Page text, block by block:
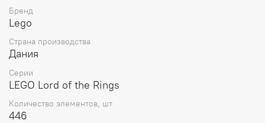
Бренд
Lego
Страна производства
Дания
Серии
LEGO Lord of the Rings
Количество элементов, шт
446